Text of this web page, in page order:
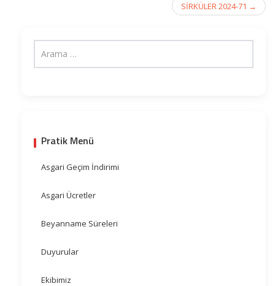
SİRKÜLER 2024-71 →
Pratik Menü
Asgari Geçim İndirimi
Asgari Ücretler
Beyanname Süreleri
Duyurular
Ekibimiz